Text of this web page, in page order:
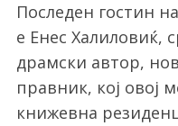
Последен гостин
е Енес Халиловиќ,
драмски автор,
правник, кој овој
книжевна